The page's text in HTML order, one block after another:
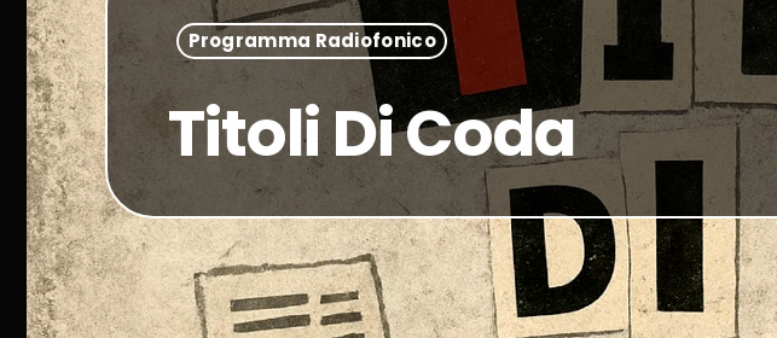
Programma Radiofonico
Titoli Di Coda